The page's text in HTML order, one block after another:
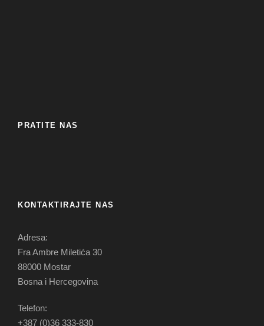
PRATITE NAS
KONTAKTIRAJTE NAS
Adresa:
Fra Ambre Miletića 30
88000 Mostar
Bosna i Hercegovina
Telefon:
+387 (0)36 333-830